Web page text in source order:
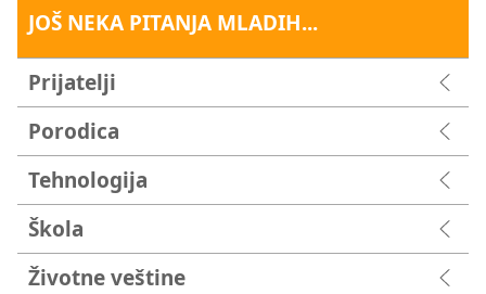
JOŠ NEKA PITANJA MLADIH...
Prijatelji
Porodica
Tehnologija
Škola
Životne veštine